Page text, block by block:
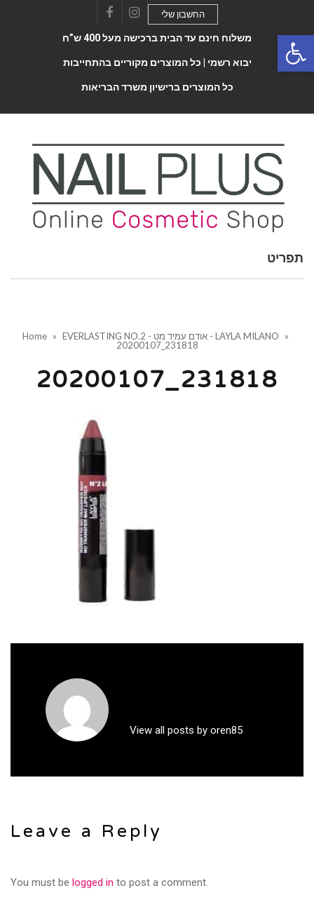
FacebookInstagram
החשבון שלי
משלוח חינם עד הבית ברכישה מעל 400 ש”ח
יבוא רשמי | כל המוצרים מקוריים בהתחייבות
כל המוצרים ברישיון משרד הבריאות
Toggle
תפריט
Home » EVERLASTING NO.2 - אודם עמיד מט - LAYLA MILANO
»
20200107_231818
20200107_231818
View all posts by oren85
Leave a Reply
You must be logged in to post a comment.